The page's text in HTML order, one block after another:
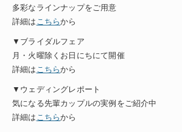
多彩なラインナップをご用意
詳細は こちらから
▼ブライダルフェア
月・火曜除くお日にちにて開催
詳細は こちらから
▼ウェディングレポート
気になる先輩カップルの実例をご紹介中
詳細は こちらから